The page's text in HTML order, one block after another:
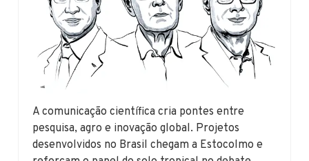
A comunicação científica cria pontes entre
pesquisa, agro e inovação global. Projetos
desenvolvidos no Brasil chegam a Estocolmo e